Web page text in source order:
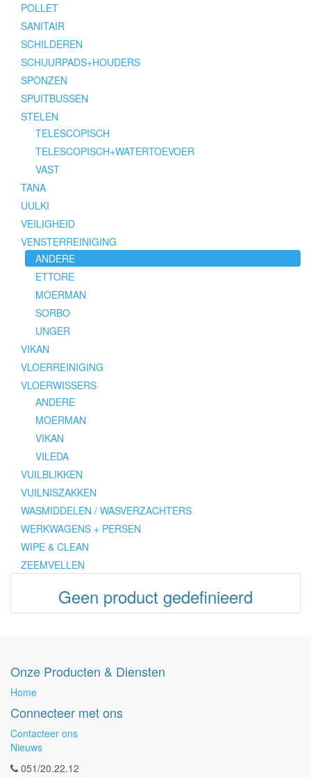
POLLET
SANITAIR
SCHILDEREN
SCHUURPADS+HOUDERS
SPONZEN
SPUITBUSSEN
STELEN
TELESCOPISCH
TELESCOPISCH+WATERTOEVOER
VAST
TANA
UULKI
VEILIGHEID
VENSTERREINIGING
ANDERE
ETTORE
MOERMAN
SORBO
UNGER
VIKAN
VLOERREINIGING
VLOERWISSERS
ANDERE
MOERMAN
VIKAN
VILEDA
VUILBLIKKEN
VUILNISZAKKEN
WASMIDDELEN / WASVERZACHTERS
WERKWAGENS + PERSEN
WIPE & CLEAN
ZEEMVELLEN
Geen product gedefinieerd
Onze Producten & Diensten
Home
Connecteer met ons
Contacteer ons
Nieuws
051/20.22.12